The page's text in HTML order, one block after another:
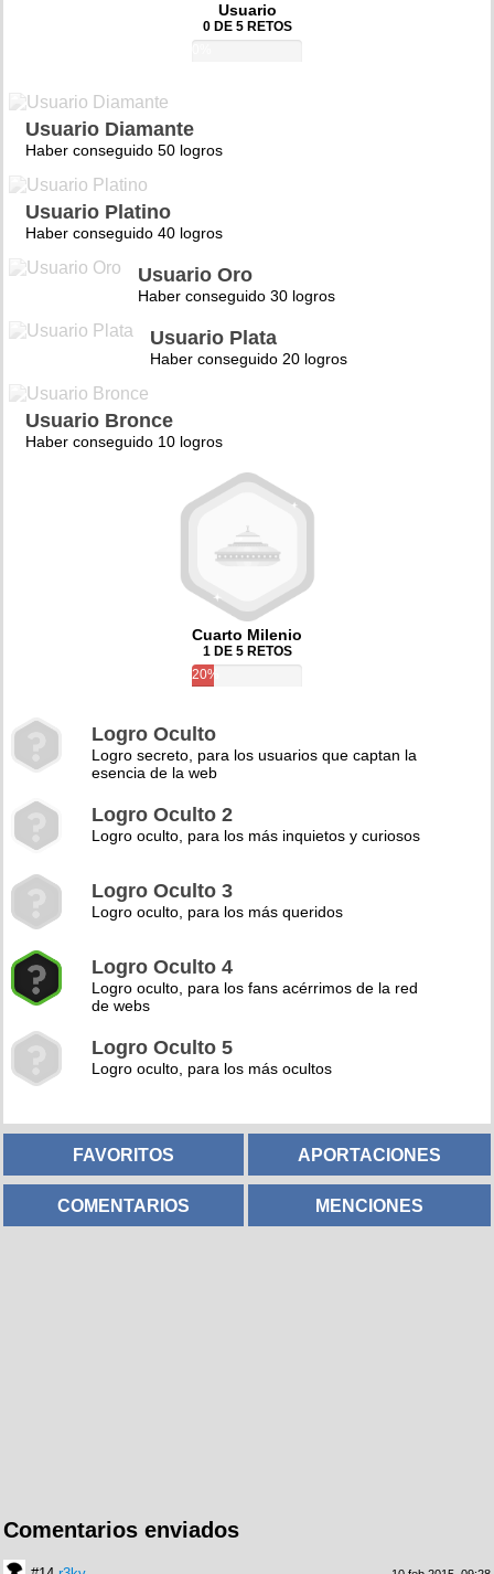
Usuario
0 DE 5 RETOS
Usuario Diamante
Haber conseguido 50 logros
Usuario Platino
Haber conseguido 40 logros
Usuario Oro
Haber conseguido 30 logros
Usuario Plata
Haber conseguido 20 logros
Usuario Bronce
Haber conseguido 10 logros
Cuarto Milenio
1 DE 5 RETOS
20%
Logro Oculto
Logro secreto, para los usuarios que captan la
esencia de la web
Logro Oculto 2
Logro oculto, para los más inquietos y curiosos
Logro Oculto 3
Logro oculto, para los más queridos
Logro Oculto 4
Logro oculto, para los fans acérrimos de la red
de webs
Logro Oculto 5
Logro oculto, para los más ocultos
FAVORITOS APORTACIONES
COMENTARIOS MENCIONES
Comentarios enviados